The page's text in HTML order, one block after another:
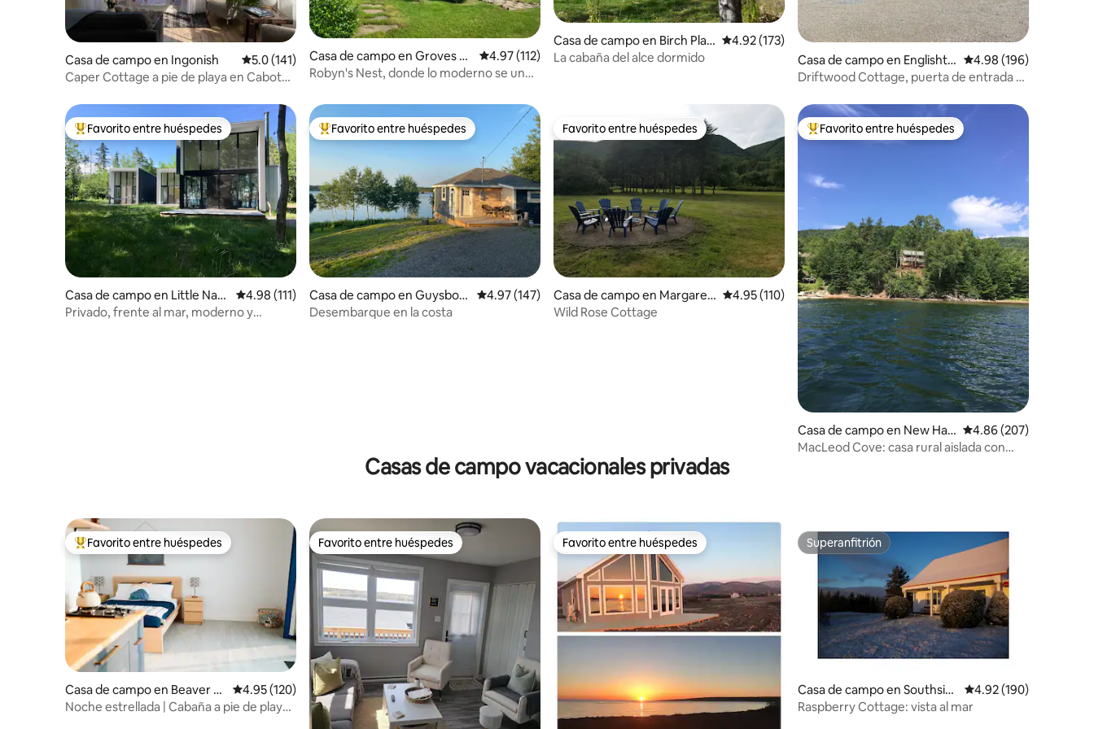
Casa de campo en Ingonish Calificación promedio: 5.0 de 5, 141 reseñas
5.0 (141)
Caper Cottage a pie de playa en Cabot
Casa de campo en Groves P
oint
Calificación promedio: 4.97 de 5, 112 reseñas
4.97 (112)
Robyn's Nest, donde lo moderno se une
Casa de campo en Birch Plai
n, NS
Calificación promedio: 4.92 de 5, 173 reseñas
4.92 (173)
La cabaña del alce dormido
Casa de campo en Englishto
wn
Calificación promedio:
4.98 (196)
Driftwood Cottage, puerta de entrada al
Favorito entre huéspedes preferido
Favorito entre huéspedes
Casa de campo en Little Narr
ows
Calificación promedio: 4.98 de 5, 111 reseñas
4.98 (111)
Privado, frente al mar, moderno y
Favorito entre huéspedes preferido
Favorito entre huéspedes
Casa de campo en Guysbor
ough
Calificación promedio: 4.97 de 5, 147 reseñas
4.97 (147)
Desembarque en la costa
Favorito entre huéspedes
Favorito entre huéspedes
Casa de campo en Margaree
Valley
Calificación promedio: 4.95 de 5, 110 reseñas
4.95 (110)
Wild Rose Cottage
Favorito entre huéspedes preferido
Favorito entre huéspedes
Casa de campo en New Har
ris
Calificación promedio:
4.86 (207)
MacLeod Cove: casa rural aislada con
Casas de campo vacacionales privadas
Favorito entre huéspedes preferido
Favorito entre huéspedes
Casa de campo en Beaver C
ove
Calificación promedio: 4.95 de 5, 120 reseñas
4.95 (120)
Noche estrellada | Cabaña a pie de playa,
Favorito entre huéspedes
Favorito entre huéspedes Favorito entre huéspedes
Favorito entre huéspedes Superanfitrión
Superanfitrión
Casa de campo en Southsid
e Boularderie
Calificación promedio:
4.92 (190)
Raspberry Cottage: vista al mar